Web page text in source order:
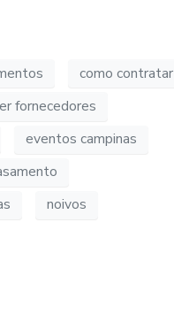
como contratar
fornecedores
eventos campinas
noivos